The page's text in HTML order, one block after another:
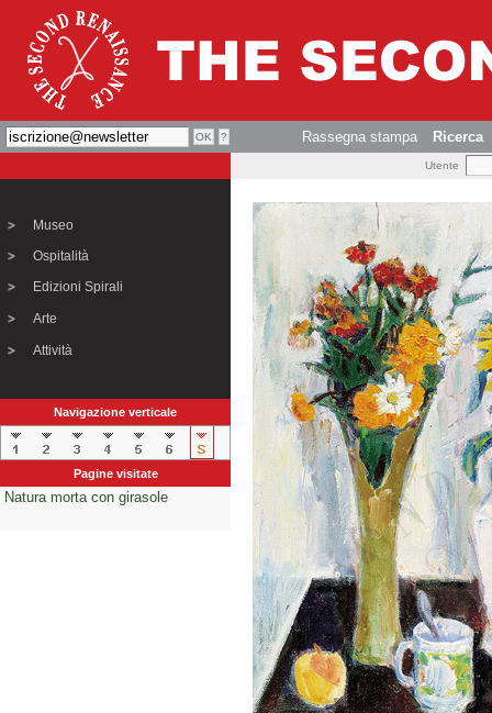
Rassegna stampa Ricerca
Utente
Museo
Ospitalità
Edizioni Spirali
Arte
Attività
Navigazione verticale
Pagine visitate
Natura morta con girasole